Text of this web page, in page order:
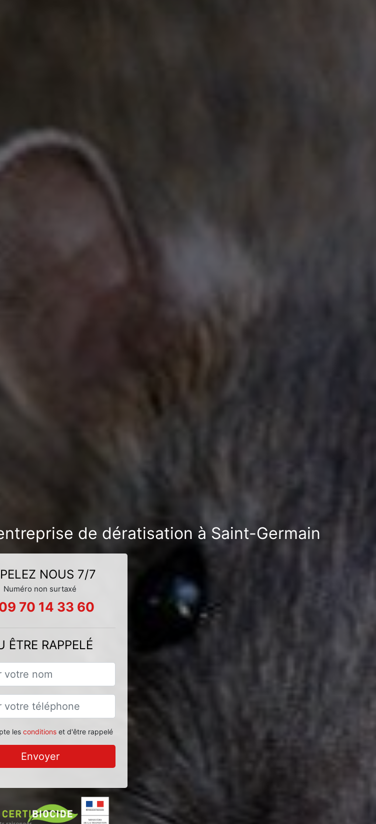
de dératisation à Saint-Germain
NOUS 7/7
Numéro non surtaxé
70 14 33 60
ÊTRE RAPPELÉ
les conditionset d'être rappelé
Envoyer